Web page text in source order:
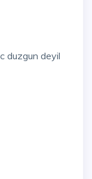
duzgun deyil